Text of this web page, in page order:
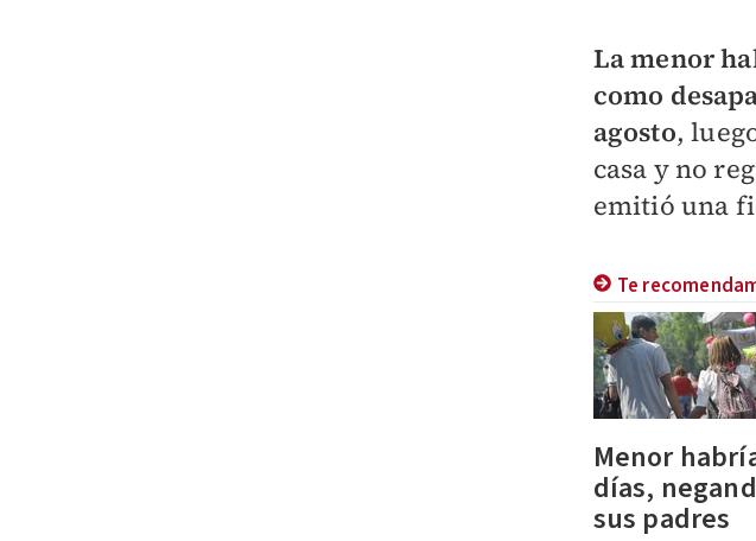
La menor
como
agosto,
casa y no
emitió una
Te
Menor
días,
sus padres